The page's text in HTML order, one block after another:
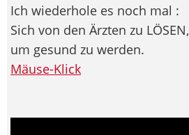
Ich wiederhole es noch mal :
Sich von den Ärzten zu LÖSEN,
um gesund zu werden.
Mäuse-Klick